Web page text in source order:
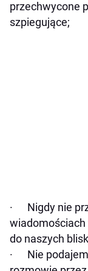
przechwycone
szpiegujące;
· Nigdy nie
do naszych
· Nie